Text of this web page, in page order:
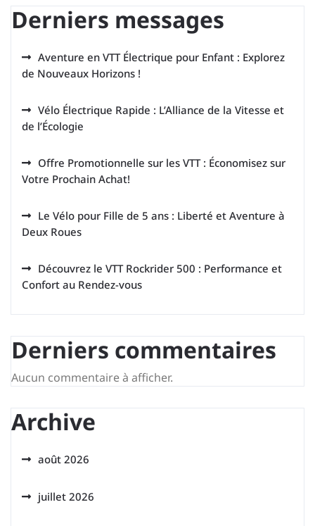
Derniers messages
Aventure en VTT Électrique pour Enfant : Explorez
de Nouveaux Horizons !
Vélo Électrique Rapide : L’Alliance de la Vitesse et
de l’Écologie
Offre Promotionnelle sur les VTT : Économisez sur
Votre Prochain Achat!
Le Vélo pour Fille de 5 ans : Liberté et Aventure à
Deux Roues
Découvrez le VTT Rockrider 500 : Performance et
Confort au Rendez-vous
Derniers commentaires
Aucun commentaire à afficher.
Archive
août 2026
juillet 2026